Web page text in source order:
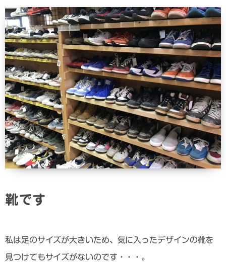
靴です
私は足のサイズが大きいため、気に入ったデザインの靴を
見つけてもサイズがないのです・・・。